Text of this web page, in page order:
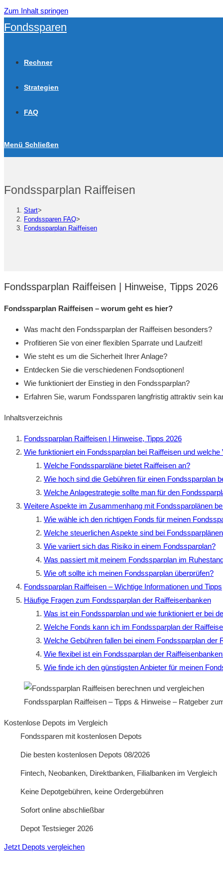
Zum Inhalt springen
Fondssparen
Rechner
Strategien
FAQ
Menü Schließen
Fondssparplan Raiffeisen
Start>
Fondssparen FAQ>
Fondssparplan Raiffeisen
Fondssparplan Raiffeisen | Hinweise, Tipps 2026
Fondssparplan Raiffeisen – worum geht es hier?
Was macht den Fondssparplan der Raiffeisen besonders?
Profitieren Sie von einer flexiblen Sparrate und Laufzeit!
Wie steht es um die Sicherheit Ihrer Anlage?
Entdecken Sie die verschiedenen Fondsoptionen!
Wie funktioniert der Einstieg in den Fondssparplan?
Erfahren Sie, warum Fondssparen langfristig attraktiv sein
Inhaltsverzeichnis
Fondssparplan Raiffeisen | Hinweise, Tipps 2026
Wie funktioniert ein Fondssparplan bei Raiffeisen und welche
Welche Fondssparpläne bietet Raiffeisen an?
Wie hoch sind die Gebühren für einen Fondssparplan
Welche Anlagestrategie sollte man für den
Weitere Aspekte im Zusammenhang mit Fondssparplänen
Wie wähle ich den richtigen Fonds für meinen
Welche steuerlichen Aspekte sind bei
Wie variiert sich das Risiko in einem Fondssparplan?
Was passiert mit meinem Fondssparplan im
Wie oft sollte ich meinen Fondssparplan überprüfen?
Fondssparplan Raiffeisen – Wichtige Informationen und Tipps
Häufige Fragen zum Fondssparplan der Raiffeisenbanken
Was ist ein Fondssparplan und wie funktioniert er bei
Welche Fonds kann ich im Fondssparplan der
Welche Gebühren fallen bei einem Fondssparplan der
Wie flexibel ist ein Fondssparplan der
Wie finde ich den günstigsten Anbieter für meinen
Fondssparplan Raiffeisen – Tipps & Hinweise – Ratgeber
Kostenlose Depots im Vergleich
Fondssparen mit kostenlosen Depots
Die besten kostenlosen Depots 08/2026
Fintech, Neobanken, Direktbanken, Filialbanken im Vergleich
Keine Depotgebühren, keine Ordergebühren
Sofort online abschließbar
Depot Testsieger 2026
Jetzt Depots vergleichen